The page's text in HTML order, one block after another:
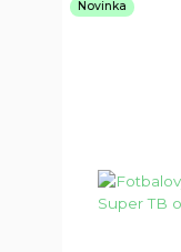
Novinka